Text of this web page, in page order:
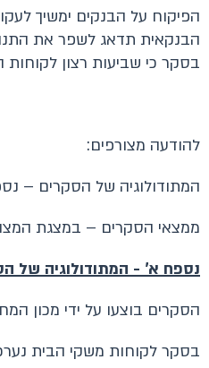
הפיקוח על הבנקים ימשיך
הבנקאית תדאג לשפר את
בסקר כי שביעות רצון
להודעה מצורפים:
המתודולוגיה של הסקרים –
ממצאי הסקרים – במצגת
נספח א' - המתודולוגיה של
הסקרים בוצעו על ידי מכון
בסקר לקוחות משקי הבית